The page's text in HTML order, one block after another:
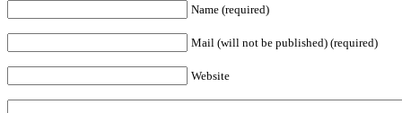
Name (required)
Mail (will not be published) (required)
Website